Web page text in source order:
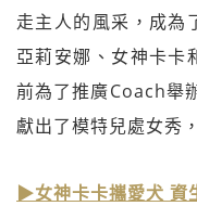
走主人的風采，成為
亞莉安娜、女神卡卡
前為了推廣Coach舉
獻出了模特兒處女秀
▶女神卡卡攜愛犬 資